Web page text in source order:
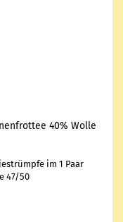
40% Wolle
im 1 Paar
47/50